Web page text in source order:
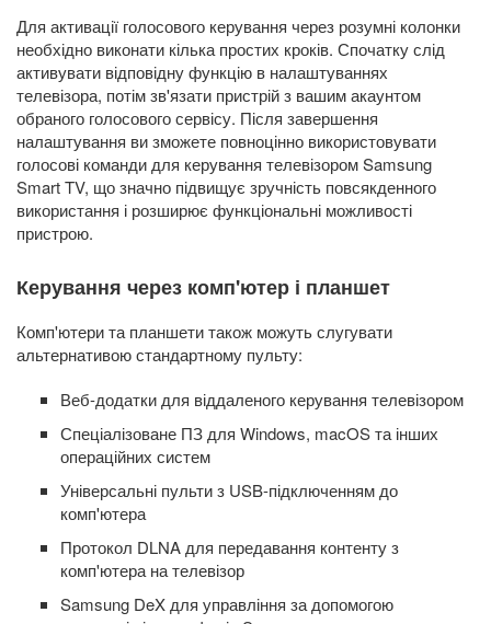
Для активації голосового керування через розумні колонки
необхідно виконати кілька простих кроків. Спочатку слід
активувати відповідну функцію в налаштуваннях
телевізора, потім зв'язати пристрій з вашим акаунтом
обраного голосового сервісу. Після завершення
налаштування ви зможете повноцінно використовувати
голосові команди для керування телевізором Samsung
Smart TV, що значно підвищує зручність повсякденного
використання і розширює функціональні можливості
пристрою.
Керування через комп'ютер і планшет
Комп'ютери та планшети також можуть слугувати
альтернативою стандартному пульту:
Веб-додатки для віддаленого керування телевізором
Спеціалізоване ПЗ для Windows, macOS та інших
операційних систем
Універсальні пульти з USB-підключенням до
комп'ютера
Протокол DLNA для передавання контенту з
комп'ютера на телевізор
Samsung DeX для управління за допомогою